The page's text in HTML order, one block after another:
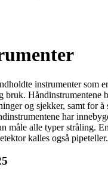
instrumenter som
bruk. Håndinstrumentene
og sjekker, samt for
har
måle alle typer stråling.
kalles også pipeteller.